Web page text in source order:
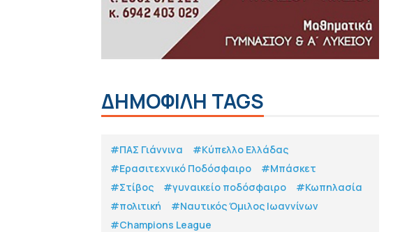
ΔΗΜΟΦΙΛΗ TAGS
#ΠΑΣ Γιάννινα
#Κύπελλο Ελλάδας
#Eρασιτεχνικό Ποδόσφαιρο
#Μπάσκετ
#Στίβος
#γυναικείο ποδόσφαιρο
#Κωπηλασία
#πολιτική
#Ναυτικός Όμιλος Ιωαννίνων
#Champions League